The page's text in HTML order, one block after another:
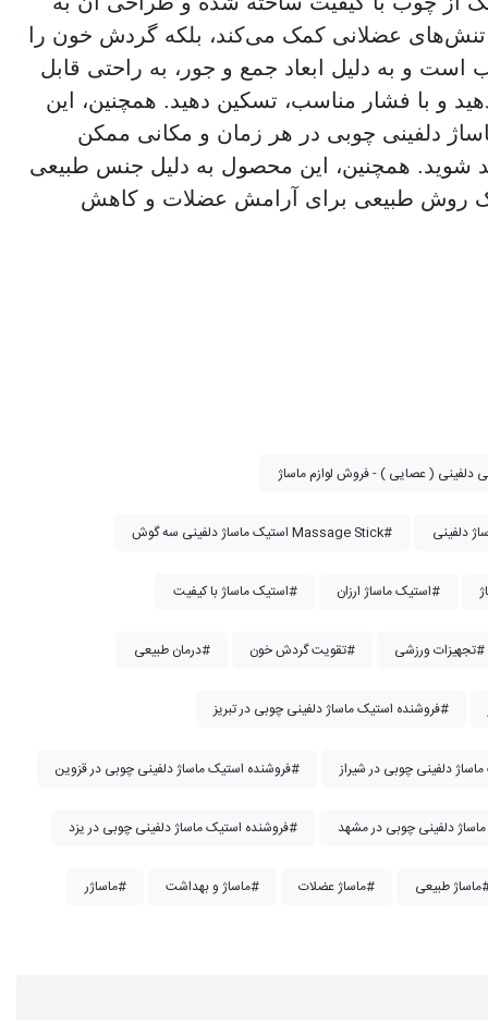
تنش‌های عضلانی کمک می‌کند، بلکه گردش خون را
و به دلیل ابعاد جمع و جور، به راحتی قابل
و با فشار مناسب، تسکین دهید. همچنین، این
دلفینی چوبی در هر زمان و مکانی ممکن
شوید. همچنین، این محصول به دلیل جنس طبیعی
یک روش طبیعی برای آرامش عضلات و کاهش
استیک ماساژ دلفینی سه گوش Massage Stick#
استیک ماساژ ارزان# استیک ماساژ با کیفیت#
تجهیزات ورزشی# تقویت گردش خون# درمان طبیعی#
فروشنده استیک ماساژ دلفینی چوبی در تبریز#
فروشنده استیک ماساژ دلفینی چوبی در قزوین#
فروشنده استیک ماساژ دلفینی چوبی در یزد#
ماساژ عضلات# ماساژ و بهداشت# ماساژر#